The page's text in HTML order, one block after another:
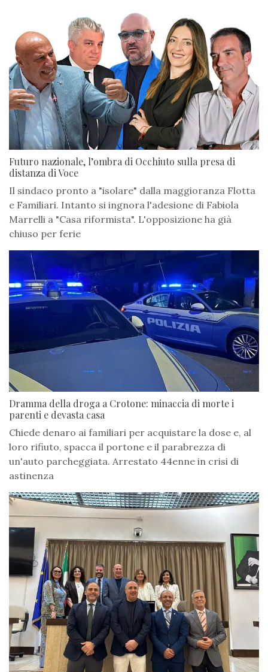
Futuro nazionale, l’ombra di Occhiuto sulla presa di
distanza di Voce
Il sindaco pronto a "isolare" dalla maggioranza Flotta
e Familiari. Intanto si ingnora l'adesione di Fabiola
Marrelli a "Casa riformista". L'opposizione ha già
chiuso per ferie
Dramma della droga a Crotone: minaccia di morte i
parenti e devasta casa
Chiede denaro ai familiari per acquistare la dose e, al
loro rifiuto, spacca il portone e il parabrezza di
un'auto parcheggiata. Arrestato 44enne in crisi di
astinenza